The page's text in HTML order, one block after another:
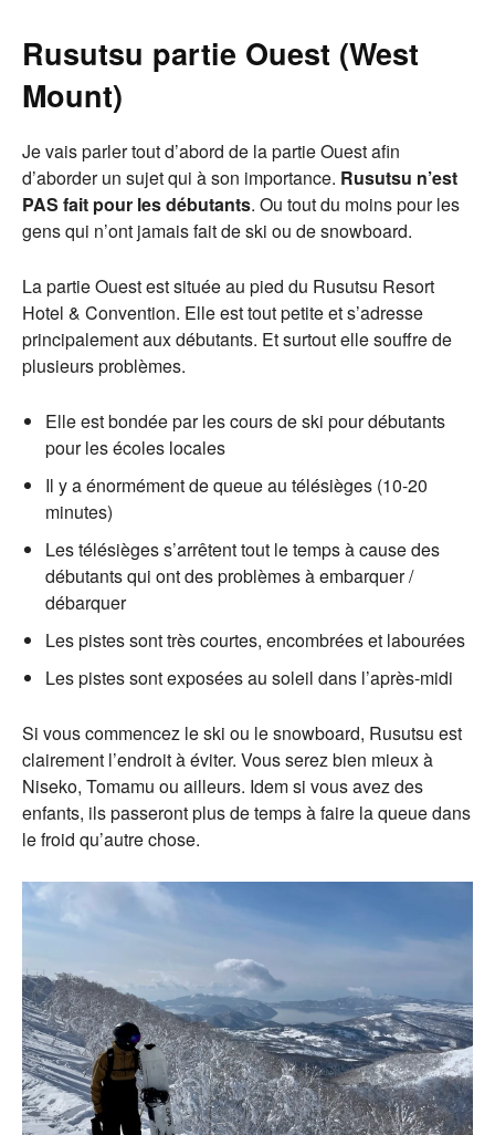
Rusutsu partie Ouest (West
Mount)
Je vais parler tout d’abord de la partie Ouest afin
d’aborder un sujet qui à son importance. Rusutsu n’est
PAS fait pour les débutants. Ou tout du moins pour les
gens qui n’ont jamais fait de ski ou de snowboard.
La partie Ouest est située au pied du Rusutsu Resort
Hotel & Convention. Elle est tout petite et s’adresse
principalement aux débutants. Et surtout elle souffre de
plusieurs problèmes.
Elle est bondée par les cours de ski pour débutants
pour les écoles locales
Il y a énormément de queue au télésièges (10-20
minutes)
Les télésièges s’arrêtent tout le temps à cause des
débutants qui ont des problèmes à embarquer /
débarquer
Les pistes sont très courtes, encombrées et labourées
Les pistes sont exposées au soleil dans l’après-midi
Si vous commencez le ski ou le snowboard, Rusutsu est
clairement l’endroit à éviter. Vous serez bien mieux à
Niseko, Tomamu ou ailleurs. Idem si vous avez des
enfants, ils passeront plus de temps à faire la queue dans
le froid qu’autre chose.